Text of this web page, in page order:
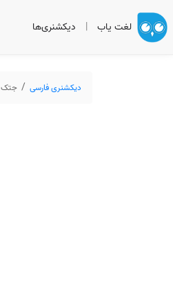
لغت یاب | دیکشنری‌ها
دیکشنری فارسی جتک